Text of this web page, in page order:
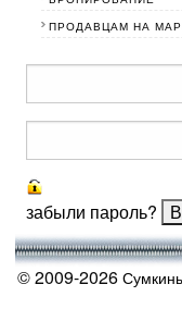
ПРОДАВЦАМ НА
забыли пароль?
© 2009-2026